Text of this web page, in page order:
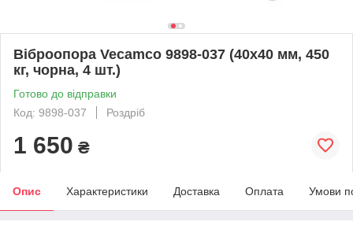
Віброопора Vecamco 9898-037 (40х40 мм, 450
кг, чорна, 4 шт.)
Готово до відправки
Код: 9898-037
Роздріб
1 650 ₴
Опис Характеристики Доставка Оплата Умови